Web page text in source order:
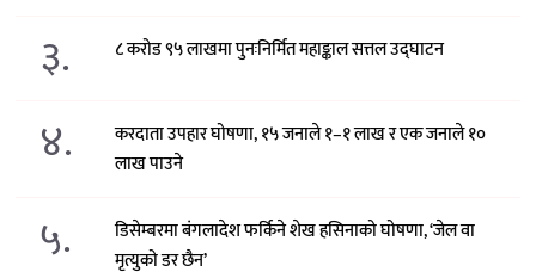
३. ८ करोड ९५ लाखमा पुनःनिर्मित महाङ्काल सत्तल उद्घाटन
४.
करदाता उपहार घोषणा, १५ जनाले १–१ लाख र एक जनाले १०
लाख पाउने
५.
डिसेम्बरमा बंगलादेश फर्किने शेख हसिनाको घोषणा, ‘जेल वा
मृत्युको डर छैन’